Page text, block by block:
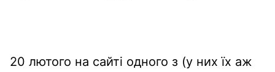
20 лютого на сайті одного з (у них їх аж